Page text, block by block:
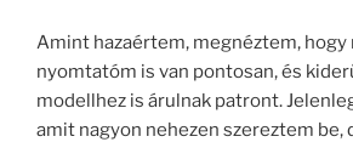
Amint hazaértem, megnéztem, hogy
nyomtatóm is van pontosan, és
modellhez is árulnak patront.
amit nagyon nehezen szereztem be,